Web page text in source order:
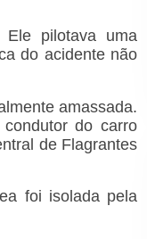
pilotava uma
do acidente não
amassada.
do carro
de Flagrantes
foi isolada pela